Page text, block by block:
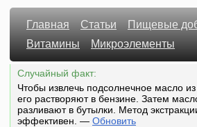
Главная Статьи
Пищевые
Витамины
Микроэлементы
Случайный факт:
Чтобы извлечь подсолнечное масло
его растворяют в бензине. Затем
разливают в бутылки. Метод
эффективен. — Обновить